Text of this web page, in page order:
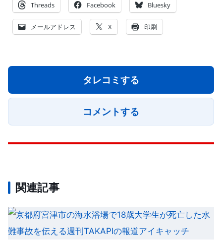
Threads Facebook Bluesky
メールアドレス X 印刷
タレコミする
コメントする
関連記事